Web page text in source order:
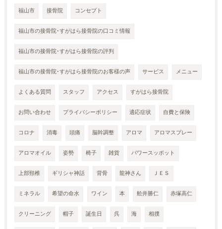
福山市 接骨院 コンセプト
福山市の接骨院･すがはら接骨院の口コミ情報
福山市の接骨院･すがはら接骨院の評判
福山市の接骨院･すがはら接骨院のお客様の声 サービス メニュー
よくある質問 スタッフ アクセス すがはら接骨院
お問い合わせ プライバシーポリシー 適応症状 自費と保険
コロナ 消毒 頭痛 脳幹調整 アロマ アロマスプレー
アロマオイル 姿勢 椅子 雑貨 パワースッポット
上部頸椎 ギリシャ神話 背骨 龍神さん ＪＥＳ
ミネラル 希望の命水 ワイン 本 舩井勝仁 赤塚高仁
クリーニング 帽子 誕生日 呉 海 相撲